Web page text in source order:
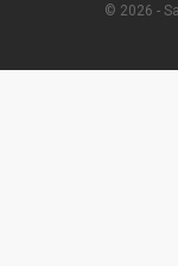
© 2026 -